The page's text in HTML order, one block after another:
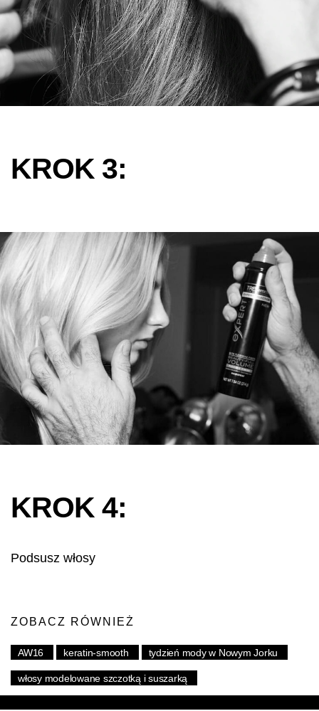
KROK 3:
KROK 4:
Podsusz włosy
ZOBACZ RÓWNIEŻ
AW16 keratin-smooth tydzień mody w Nowym Jorku
włosy modelowane szczotką i suszarką